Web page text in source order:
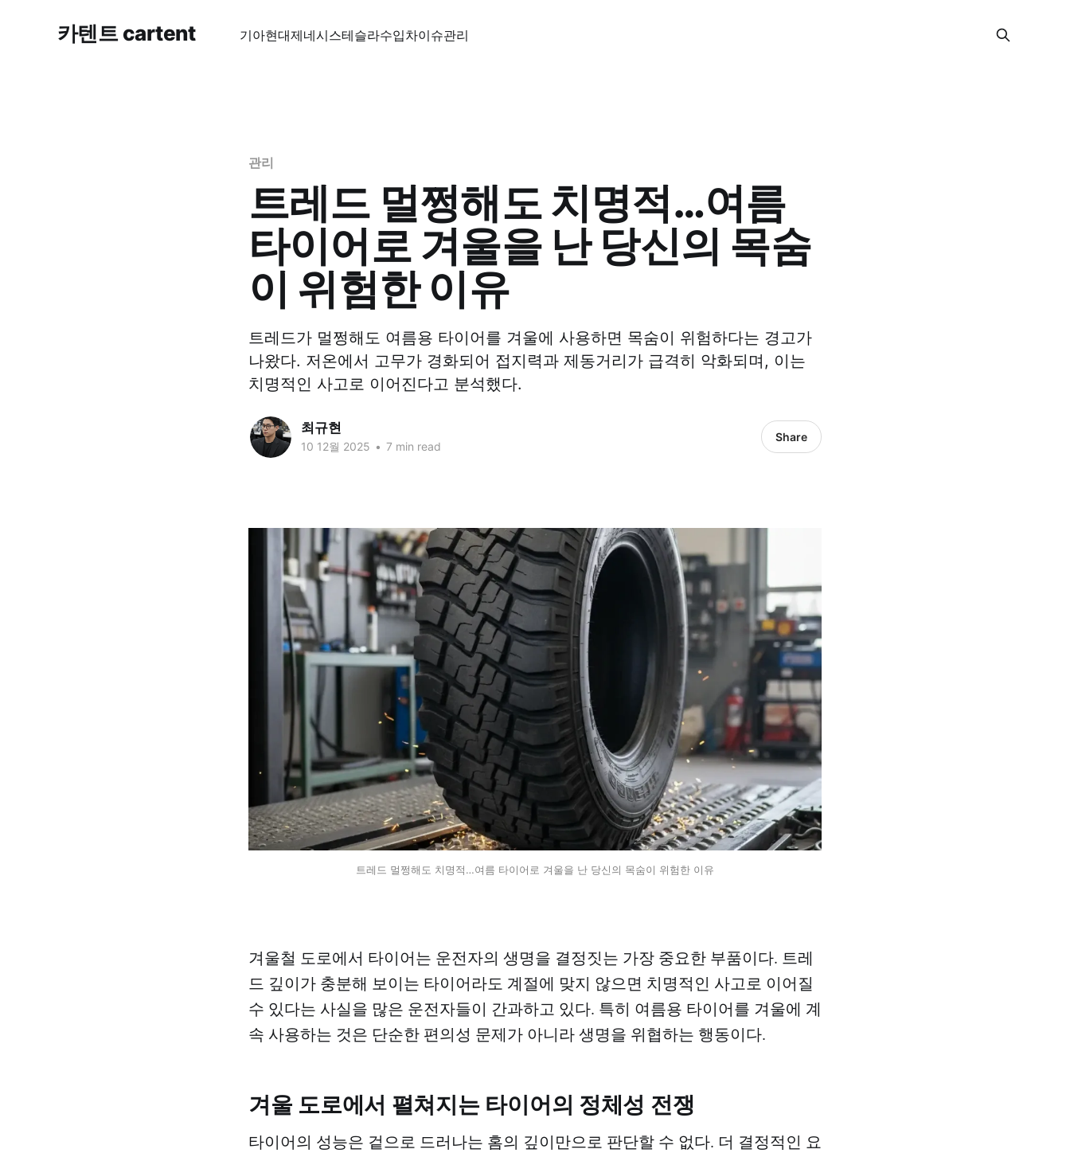
카텐트 cartent 기아현대제네시스테슬라수입차이슈관리
관리
트레드 멀쩡해도 치명적…여름
타이어로 겨울을 난 당신의 목숨
이 위험한 이유
트레드가 멀쩡해도 여름용 타이어를 겨울에 사용하면 목숨이 위험하다는 경고가
나왔다. 저온에서 고무가 경화되어 접지력과 제동거리가 급격히 악화되며, 이는
치명적인 사고로 이어진다고 분석했다.
최규현
10 12월 2025 • 7 min read
Share
트레드 멀쩡해도 치명적…여름 타이어로 겨울을 난 당신의 목숨이 위험한 이유
겨울철 도로에서 타이어는 운전자의 생명을 결정짓는 가장 중요한 부품이다. 트레
드 깊이가 충분해 보이는 타이어라도 계절에 맞지 않으면 치명적인 사고로 이어질
수 있다는 사실을 많은 운전자들이 간과하고 있다. 특히 여름용 타이어를 겨울에 계
속 사용하는 것은 단순한 편의성 문제가 아니라 생명을 위협하는 행동이다.
겨울 도로에서 펼쳐지는 타이어의 정체성 전쟁
타이어의 성능은 겉으로 드러나는 홈의 깊이만으로 판단할 수 없다. 더 결정적인 요